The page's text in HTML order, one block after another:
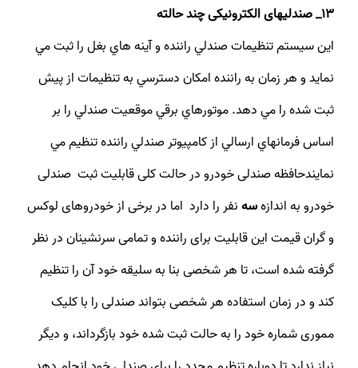
13_ صندلی­های الکترونیکی چند حالته
اين سيستم تنظيمات صندلي راننده و آينه هاي بغل را ثبت مي
نمايد و هر زمان به راننده امكان دسترسي به تنظيمات از پيش
ثبت شده را مي دهد. موتورهاي برقي موقعيت صندلي را بر
اساس فرمانهاي ارسالي از كامپيوتر صندلي راننده تنظيم مي
نمايندحافظه صندلی خودرو در حالت کلی قابلیت ثبت صندلی
خودرو به اندازهسهنفر را دارد اما در برخی از خودروهای لوکس
و گران قیمت این قابلیت برای راننده و تمامی سرنشینان در نظر
گرفته شده است، تا هر شخصی بنا به سلیقه خود آن را تنظیم
کند و در زمان استفاده هر شخصی بتواند صندلی را با کلیک
مموری شماره خود را به حالت ثبت شده خود بازگرداند، و دیگر